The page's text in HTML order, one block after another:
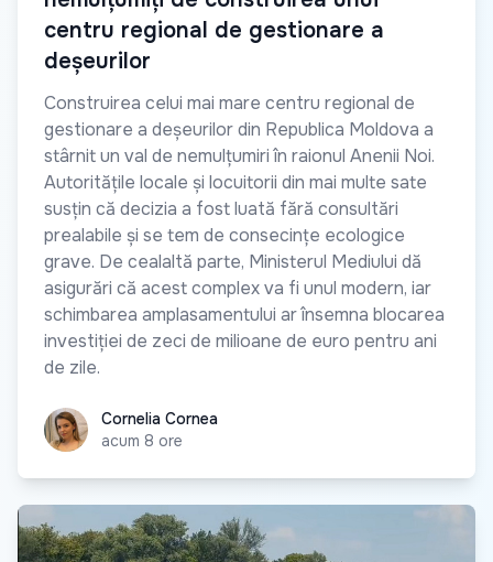
centru regional de gestionare a
deșeurilor
Construirea celui mai mare centru regional de
gestionare a deșeurilor din Republica Moldova a
stârnit un val de nemulțumiri în raionul Anenii Noi.
Autoritățile locale și locuitorii din mai multe sate
susțin că decizia a fost luată fără consultări
prealabile și se tem de consecințe ecologice
grave. De cealaltă parte, Ministerul Mediului dă
asigurări că acest complex va fi unul modern, iar
schimbarea amplasamentului ar însemna blocarea
investiției de zeci de milioane de euro pentru ani
de zile.
Cornelia Cornea
Cornelia Cornea
acum 8 ore